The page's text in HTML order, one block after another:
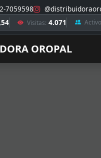
7059598
Visitas: 4.071
OROPAL